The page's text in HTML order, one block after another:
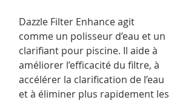
Dazzle Filter Enhance agit
comme un polisseur d’eau et un
clarifiant pour piscine. Il aide à
améliorer l’efficacité du filtre, à
accélérer la clarification de l’eau
et à éliminer plus rapidement les